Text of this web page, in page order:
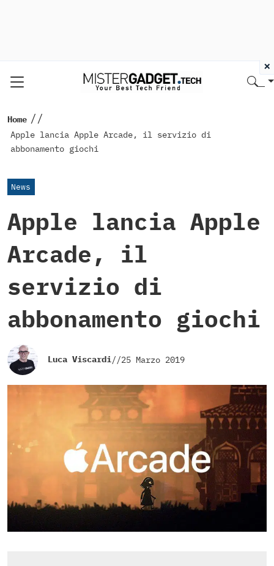
Home //
Apple lancia Apple Arcade, il servizio di
abbonamento giochi
News
Apple lancia Apple
Arcade, il
servizio di
abbonamento giochi
Luca Viscardi//25 Marzo 2019
×